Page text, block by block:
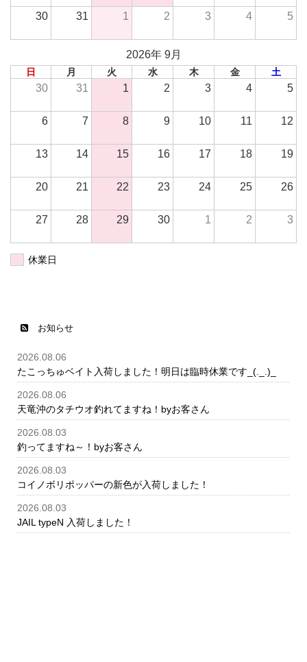
30 31 1 2 3 4 5
2026年 9月
日 月 火 水 木 金 土
30 31 1 2 3 4 5
6 7 8 9 10 11 12
13 14 15 16 17 18 19
20 21 22 23 24 25 26
27 28 29 30 1 2 3
休業日
お知らせ
2026.08.06
たこっちゅベイト入荷しました！明日は臨時休業です_(._.)_
2026.08.06
天竜沖のタチウオ釣れてますね！byお客さん
2026.08.03
釣ってますね～！byお客さん
2026.08.03
コイノボリポッパーの新色が入荷しました！
2026.08.03
JAIL typeN 入荷しました！